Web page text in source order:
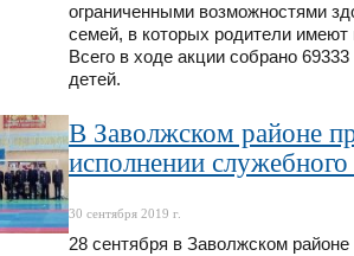
ограниченными возможностями
семей, в которых родители имеют
Всего в ходе акции собрано
детей.
В Заволжском районе
исполнении
30 сентября 2019 г.
28 сентября в Заволжском